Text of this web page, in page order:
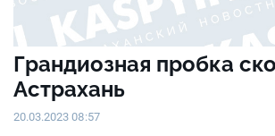
Грандиозная пробка
Астрахань
20.03.2023 08:57